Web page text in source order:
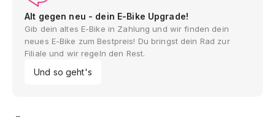
Alt gegen neu - dein E-Bike Upgrade!
Gib dein altes E-Bike in Zahlung und wir finden dein
neues E-Bike zum Bestpreis! Du bringst dein Rad zur
Filiale und wir regeln den Rest.
Und so geht's